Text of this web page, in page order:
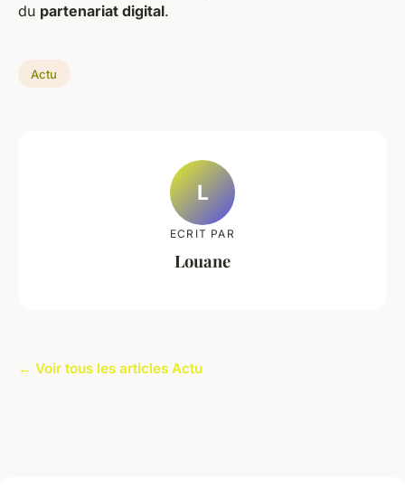
du partenariat digital.
Actu
L
ECRIT PAR
Louane
← Voir tous les articles Actu